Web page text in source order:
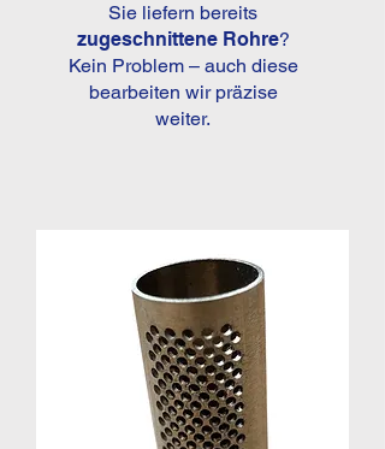
Sie liefern bereits
zugeschnittene Rohre?
Kein Problem – auch diese
bearbeiten wir präzise
weiter.